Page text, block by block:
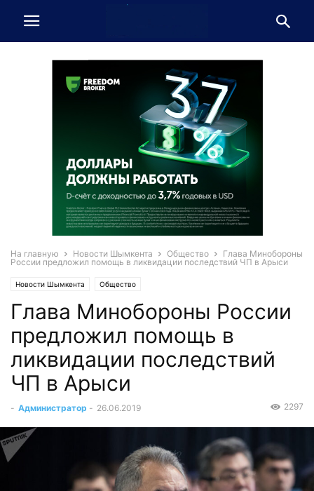
На главную Новости Шымкента Общество
Глава Минобороны
России предложил помощь в ликвидации последствий ЧП в Арыси
Новости Шымкента Общество
Глава Минобороны России
предложил помощь в
ликвидации последствий
ЧП в Арыси
- Администратор - 26.06.2019 2297